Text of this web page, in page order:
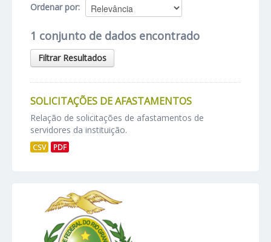
Ordenar por
1 conjunto de dados encontrado
Filtrar Resultados
SOLICITAÇÕES DE AFASTAMENTOS
Relação de solicitações de afastamentos de
servidores da instituição.
CSV PDF